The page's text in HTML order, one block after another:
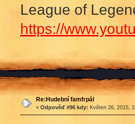
League of
https://
Re:Hudební famfrpál
« Odpověď #96 kdy: Květen 26, 2015,